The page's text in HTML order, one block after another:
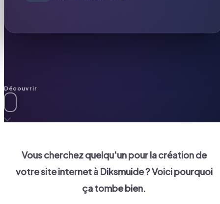
Découvrir
Vous cherchez quelqu'un pour la création de
votre site internet à Diksmuide? Voici pourquoi
ça tombe bien.